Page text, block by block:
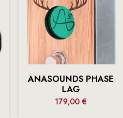
ANASOUNDS PHASE
LAG
179,00 €